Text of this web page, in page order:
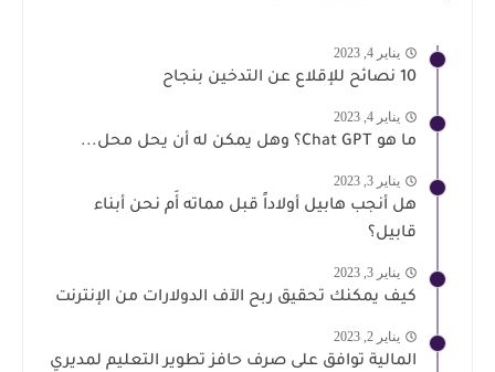
يناير 4, 2023
10 نصائح للإقلاع عن التدخين بنجاح
يناير 4, 2023
ما هو Chat GPT؟ وهل يمكن له أن يحل محل...
يناير 3, 2023
هل أنجب هابيل أولاداً قبل مماته أَم نحن أبناء
قابيل؟
يناير 3, 2023
كيف يمكنك تحقيق ربح الآف الدولارات من الإنترنت
يناير 2, 2023
المالية توافق على صرف حافز تطوير التعليم لمديري